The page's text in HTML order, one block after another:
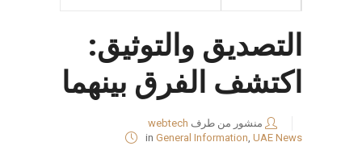
التصديق والتوثيق:
اكتشف الفرق بينهما
منشور من طرف webtech
in General Information, UAE News